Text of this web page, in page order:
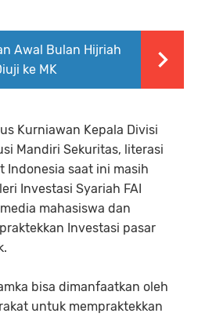
Awal Bulan Hijriah
ke MK
Kurniawan Kepala Divisi
Mandiri Sekuritas, literasi
Indonesia saat ini masih
Investasi Syariah FAI
mahasiswa dan
Investasi pasar
bisa dimanfaatkan oleh
untuk mempraktekkan